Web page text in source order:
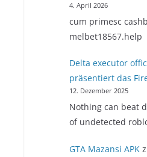
4. April 2026
cum primesc
melbet18567.help
Delta executor
präsentiert das
12. Dezember 2025
Nothing can beat
of undetected
GTA Mazansi APK